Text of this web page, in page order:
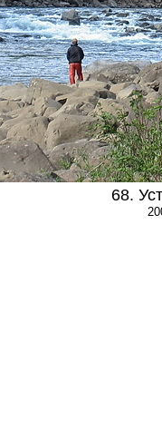
68.